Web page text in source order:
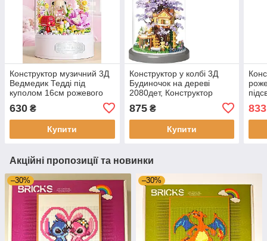
Конструктор музичний 3Д
Ведмедик Тедді під
куполом 16см рожевого
кольору, конструктор квіти
з ведмедиком на
подарунок
630 ₴
Купити
Конструктор у колбі 3Д
Будиночок на дереві
2080дет, Конструктор
дитячий 2 в 1 з підсвіткою
Сакура 22 см
875₴
Купити
833
Акційні пропозиції та новинки
–30% –30%